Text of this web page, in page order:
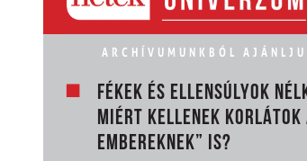
ARCHÍVUMUNKBÓL
FÉKEK ÉS ELLENSÚLYOK
MIÉRT KELLENEK KORLÁTOK
EMBEREKNEK” IS?